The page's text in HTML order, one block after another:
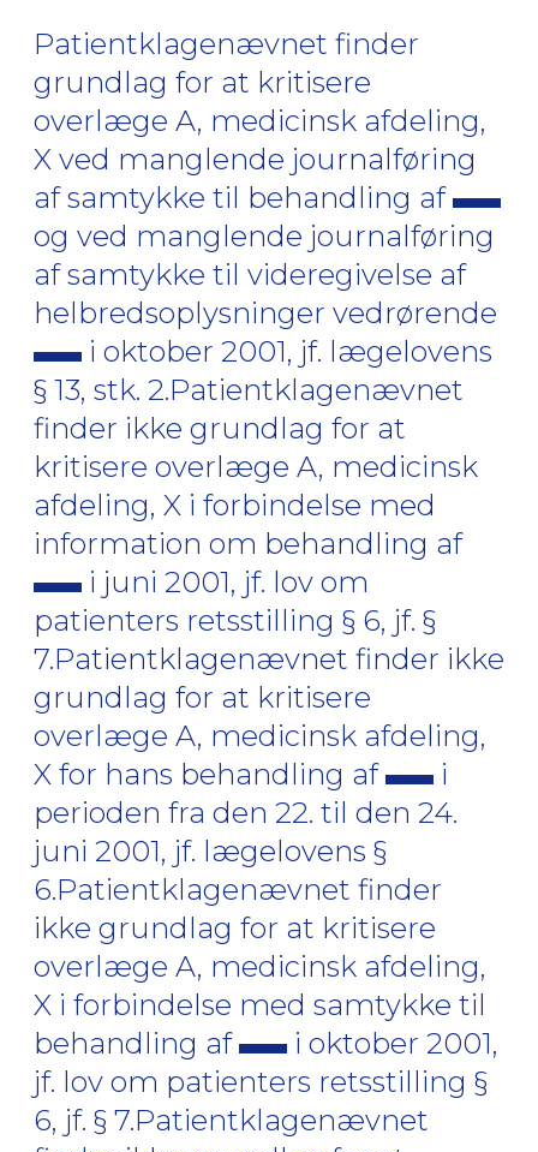
Patientklagenævnet finder
grundlag for at kritisere
overlæge A, medicinsk afdeling,
X ved manglende journalføring
af samtykke til behandling af
og ved manglende journalføring
af samtykke til videregivelse af
helbredsoplysninger vedrørende
i oktober 2001, jf. lægelovens
§ 13, stk. 2.Patientklagenævnet
finder ikke grundlag for at
kritisere overlæge A, medicinsk
afdeling, X i forbindelse med
information om behandling af
i juni 2001, jf. lov om
patienters retsstilling § 6, jf. §
7.Patientklagenævnet finder ikke
grundlag for at kritisere
overlæge A, medicinsk afdeling,
X for hans behandling af
i
perioden fra den 22. til den 24.
juni 2001, jf. lægelovens §
6.Patientklagenævnet finder
ikke grundlag for at kritisere
overlæge A, medicinsk afdeling,
X i forbindelse med samtykke til
behandling af
i oktober 2001,
jf. lov om patienters retsstilling §
6, jf. § 7.Patientklagenævnet